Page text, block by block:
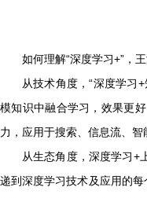
如何理解“深度学习+” ，
从技术角度，“深度学习+
模知识中融合学习，效果更
力，应用于搜索、信息流、
从生态角度，深度学习+
递到深度学习技术及应用的